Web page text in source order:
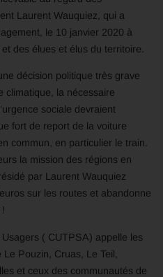
Laurent Wauquiez, qui a
le 10 janvier 2020 à
des élues et élus du territoire.
décision politique très grave
climatique, la nécessaire
sociale devraient
fort de report de la voiture
commun, en particulier le train.
la mission des régions en
par Laurent Wauquiez
sur les routes et abandonne
Usagers ( CUTPSA) appelle les
Pouzin, Cruas, Le Teil,
et ceux des communautés de